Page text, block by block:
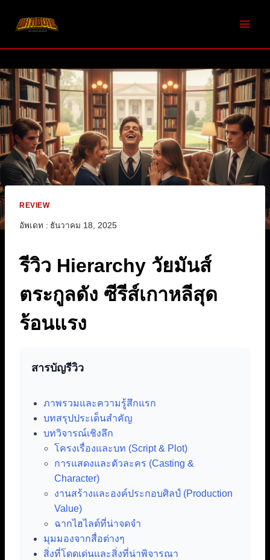
REVIEW
อัพเดท : ธันวาคม 18, 2025
รีวิว Hierarchy วัยมันส์
ตระกูลดัง ซีรีส์เกาหลีสุด
ร้อนแรง
สารบัญรีวิว
ภาพรวมและความรู้สึกแรก
บทสรุปประเด็นสำคัญ
บทวิจารณ์เชิงลึก
โครงเรื่องและบท (Script & Plot)
การแสดงและตัวละคร (Casting &
Character)
งานสร้างและองค์ประกอบศิลป์ (Production
Value)
ฉากไฮไลต์ที่น่าจดจำ
มุมมองจากสื่อต่างๆ
สิ่งที่โดดเด่นและสิ่งที่น่าพิจารณา